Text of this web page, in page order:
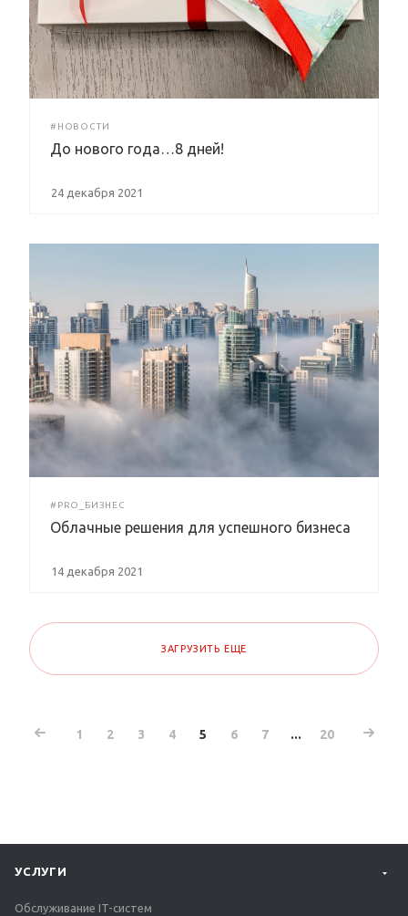
#НОВОСТИ
До нового года…8 дней!
24 декабря 2021
#PRO_БИЗНЕС
Облачные решения для успешного бизнеса
14 декабря 2021
ЗАГРУЗИТЬ ЕЩЕ
1 2 3 4 5 6 7 ... 20
УСЛУГИ
Обслуживание IT-систем